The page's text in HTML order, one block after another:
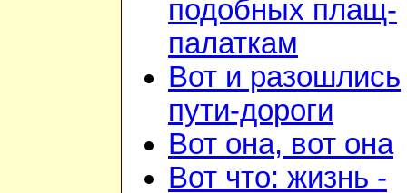
подобных плащ-
палаткам
Вот и разошлись
пути-дороги
Вот она, вот она
Вот что: жизнь -